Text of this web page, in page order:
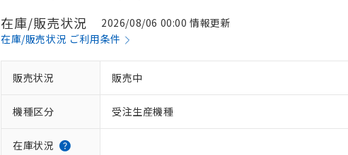
在庫/販売状況
2026/08/06 00:00 情報更新
在庫/販売状況 ご利用条件
販売状況 販売中
機種区分 受注生産機種
在庫状況